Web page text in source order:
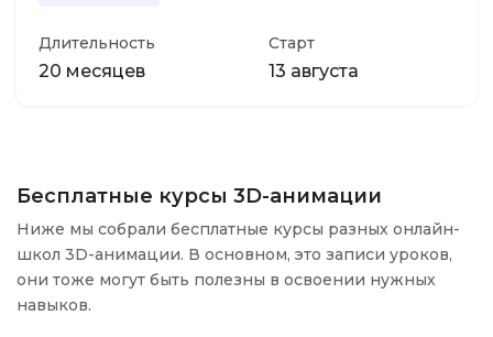
Длительность
20 месяцев
Старт
13 августа
Бесплатные курсы 3D-анимации
Ниже мы собрали бесплатные курсы разных онлайн-
школ 3D-анимации. В основном, это записи уроков,
они тоже могут быть полезны в освоении нужных
навыков.